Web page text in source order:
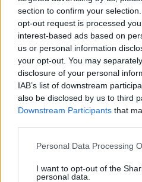
section to confirm your
opt-out request is processed
interest-based ads based on
us or personal information
your opt-out. You may
disclosure of your personal
IAB’s list of downstream
also be disclosed by us to third
Downstream Participants that
Personal Data Processing
I want to opt-out of the
personal data.
09/08/2026 - 11:18 ΕΛΛΑΔΑ
ΔΗΜΟΦΙΛΗ
Αλ. Τσίπρας: Στις 2
οικονομικού προγράμματος
Θεσσαλονίκη